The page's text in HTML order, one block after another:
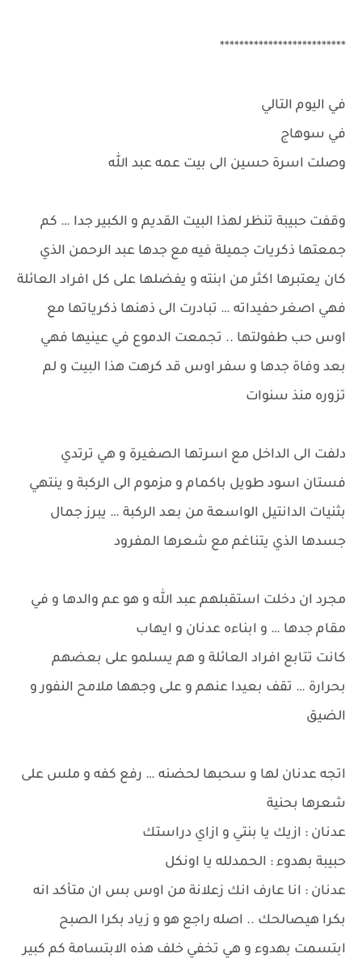
**************************
في اليوم التالي
في سوهاج
وصلت اسرة حسين الى بيت عمه عبد الله
وقفت حبيبة تنظر لهذا البيت القديم و الكبير جدا … كم
جمعتها ذكريات جميلة فيه مع جدها عبد الرحمن الذي
كان يعتبرها اكثر من ابنته و يفضلها على كل افراد العائلة
فهي اصغر حفيداته … تبادرت الى ذهنها ذكرياتها مع
اوس حب طفولتها .. تجمعت الدموع في عينيها فهي
بعد وفاة جدها و سفر اوس قد كرهت هذا البيت و لم
تزوره منذ سنوات
دلفت الى الداخل مع اسرتها الصغيرة و هي ترتدي
فستان اسود طويل باكمام و مزموم الى الركبة و ينتهي
بثنيات الدانتيل الواسعة من بعد الركبة … يبرز جمال
جسدها الذي يتناغم مع شعرها المفرود
مجرد ان دخلت استقبلهم عبد الله و هو عم والدها و في
مقام جدها … و ابناءه عدنان و ايهاب
كانت تتابع افراد العائلة و هم يسلمو على بعضهم
بحرارة … تقف بعيدا عنهم و على وجهها ملامح النفور و
الضيق
اتجه عدنان لها و سحبها لحضنه … رفع كفه و ملس على
شعرها بحنية
عدنان : ازيك يا بنتي و ازاي دراستك
حبيبة بهدوء : الحمدلله يا اونكل
عدنان : انا عارف انك زعلانة من اوس بس ان متأكد انه
بكرا هيصالحك .. اصله راجع هو و زياد بكرا الصبح
ابتسمت بهدوء و هي تخفي خلف هذه الابتسامة كم كبير